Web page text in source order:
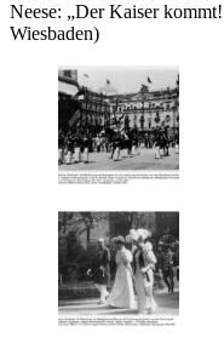
Neese: „Der Kaiser
Wiesbaden)